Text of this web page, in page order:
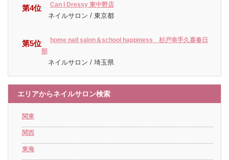
第4位 Can I Dressy 東中野店
ネイルサロン / 東京都
第5位
home nail salon＆school happiness 杉戸幸手久喜春日
部
ネイルサロン / 埼玉県
エリアからネイルサロン検索
関東
関西
東海